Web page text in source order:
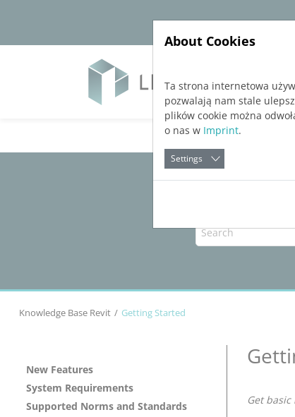
Knowledge Base Revit Getting Started
New Features
System Requirements
Supported Norms and Standards
Get
About Cookies
Ta strona internetowa
pozwalają nam stale
plików cookie można
o nas w Imprint.
Settings